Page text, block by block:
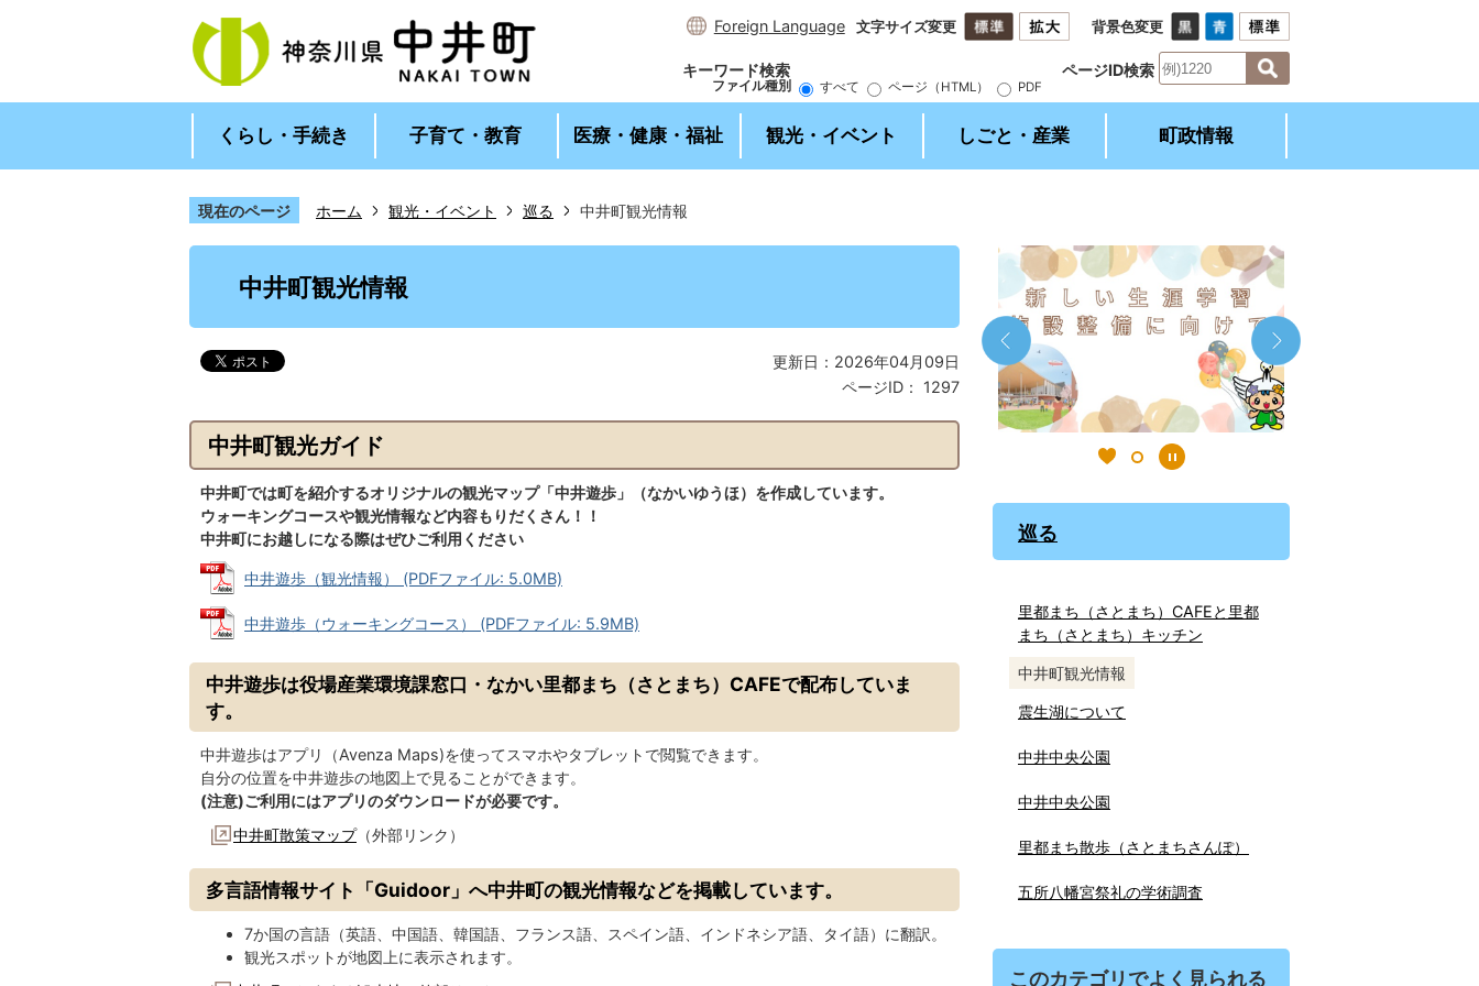
Foreign Language 文字サイズ変更 背景色変更
キーワード検索
ファイル種別 すべて ページ（HTML） PDF
ページID検索
くらし・手続き 子育て・教育 医療・健康・福祉 観光・イベント しごと・産業 町政情報
現在のページ ホーム 観光・イベント 巡る 中井町観光情報
中井町観光情報
更新日：2026年04月09日
ページID：
1297
中井町観光ガイド
中井町では町を紹介するオリジナルの観光マップ「中井遊歩」（なかいゆうほ）を作成しています。
ウォーキングコースや観光情報など内容もりだくさん！！
中井町にお越しになる際はぜひご利用ください
中井遊歩（観光情報） (PDFファイル: 5.0MB)
中井遊歩（ウォーキングコース） (PDFファイル: 5.9MB)
中井遊歩は役場産業環境課窓口・なかい里都まち（さとまち）CAFEで配布していま
す。
中井遊歩はアプリ（Avenza Maps)を使ってスマホやタブレットで閲覧できます。
自分の位置を中井遊歩の地図上で見ることができます。
(注意)ご利用にはアプリのダウンロードが必要です。
中井町散策マップ（外部リンク）
多言語情報サイト「Guidoor」へ中井町の観光情報などを掲載しています。
7か国の言語（英語、中国語、韓国語、フランス語、スペイン語、インドネシア語、タイ語）に翻訳。
観光スポットが地図上に表示されます。
の
ド
の
ド
2
枚
の
ス
ラ
イ
ド
の
ス
巡る
里都まち（さとまち）CAFEと里都
まち（さとまち）キッチン
中井町観光情報
震生湖について
中井中央公園
中井中央公園
里都まち散歩（さとまちさんぽ）
五所八幡宮祭礼の学術調査
このカテゴリでよく見られる